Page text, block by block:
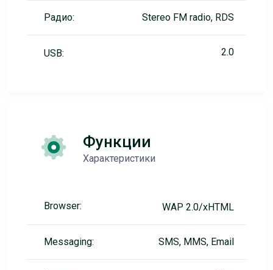
Радио: Stereo FM radio, RDS
USB: 2.0
Функции
Характеристики
Browser: WAP 2.0/xHTML
Messaging: SMS, MMS, Email